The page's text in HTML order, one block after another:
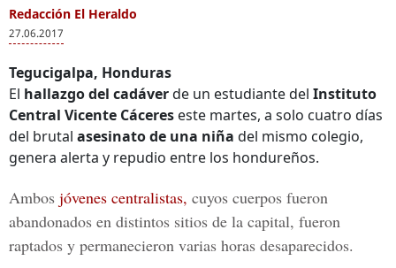
Redacción El Heraldo
27.06.2017
Tegucigalpa, Honduras
El hallazgo del cadáverde un estudiante del Instituto
Central Vicente Cáceres este martes, a solo cuatro días
del brutal asesinato de una niña del mismo colegio,
genera alerta y repudio entre los hondureños.
Ambos jóvenes centralistas, cuyos cuerpos fueron
abandonados en distintos sitios de la capital, fueron
raptados y permanecieron varias horas desaparecidos.